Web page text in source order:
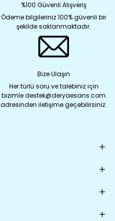
%100 Güvenli Alışveriş
Ödeme bilgileriniz 100% güvenli bir
şekilde saklanmaktadır.
Bize Ulaşın
Her türlü soru ve talebiniz için
bizimle destek@deryaesans.com
adresinden iletişime geçebilirsiniz.